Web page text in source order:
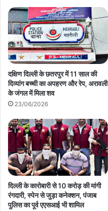
दक्षिण दिल्ली के छतरपुर में 11 साल की
दिव्यांग बच्ची का अपहरण और रेप, अरावली
के जंगल में मिला शव
23/06/2026
दिल्ली के कारोबारी से 10 करोड़ की मांगी
रंगदारी, स्पेन से जुड़ा कनेक्शन, पंजाब
पुलिस का पूर्व एएसआई भी शामिल